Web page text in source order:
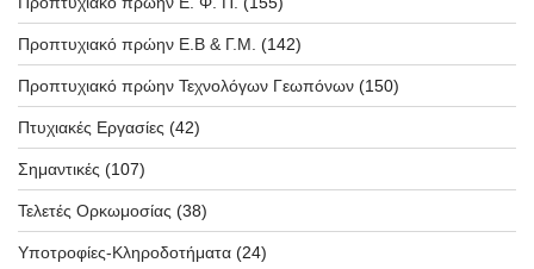
Προπτυχιακό πρώην Ε.Β & Γ.Μ. (142)
Προπτυχιακό πρώην Τεχνολόγων Γεωπόνων (150)
Πτυχιακές Εργασίες (42)
Σημαντικές (107)
Τελετές Ορκωμοσίας (38)
Υποτροφίες-Κληροδοτήματα (24)